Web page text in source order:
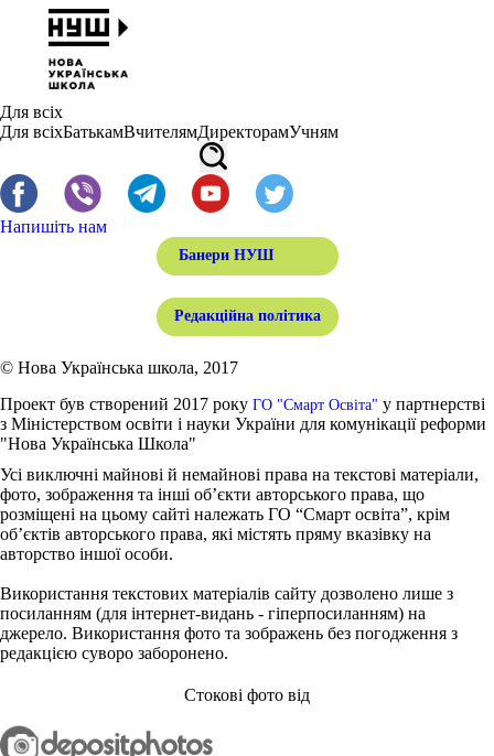
Для всіх
Для всіхБатькамВчителямДиректорамУчням
Напишіть нам
Банери НУШ
Редакційна політика
© Нова Українська школа, 2017
Проект був створений 2017 року ГО "Смарт Освіта" у партнерстві
з Міністерством освіти і науки України для комунікації реформи
"Нова Українська Школа"
Усі виключні майнові й немайнові права на текстові матеріали,
фото, зображення та інші об’єкти авторського права, що
розміщені на цьому сайті належать ГО “Смарт освіта”, крім
об’єктів авторського права, які містять пряму вказівку на
авторство іншої особи.
Використання текстових матеріалів сайту дозволено лише з
посиланням (для інтернет-видань - гіперпосиланням) на
джерело. Використання фото та зображень без погодження з
редакцією суворо заборонено.
Стокові фото від